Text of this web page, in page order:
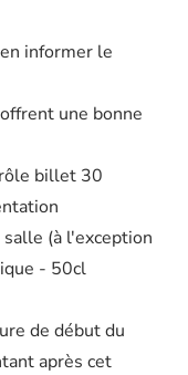
informer le
une bonne
billet 30
(à l'exception
- 50cl
de début du
après cet